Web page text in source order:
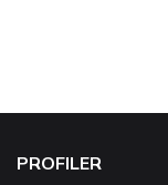
PROFILER